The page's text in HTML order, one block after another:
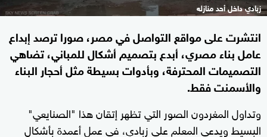
زبادي داخل أحد منازله
انتشرت على مواقع التواصل في مصر، صورا ترصد إبداع
عامل بناء مصري، أبدع بتصميم أشكال للمباني، تضاهي
التصميمات المحترفة، وبأدوات بسيطة مثل أحجار البناء
والأسمنت فقط.
وتداول المغردون الصور التي تظهر إتقان هذا "الصنايعي"
البسيط ويدعي المعلم علي زبادي، في عمل أعمدة بأشكال